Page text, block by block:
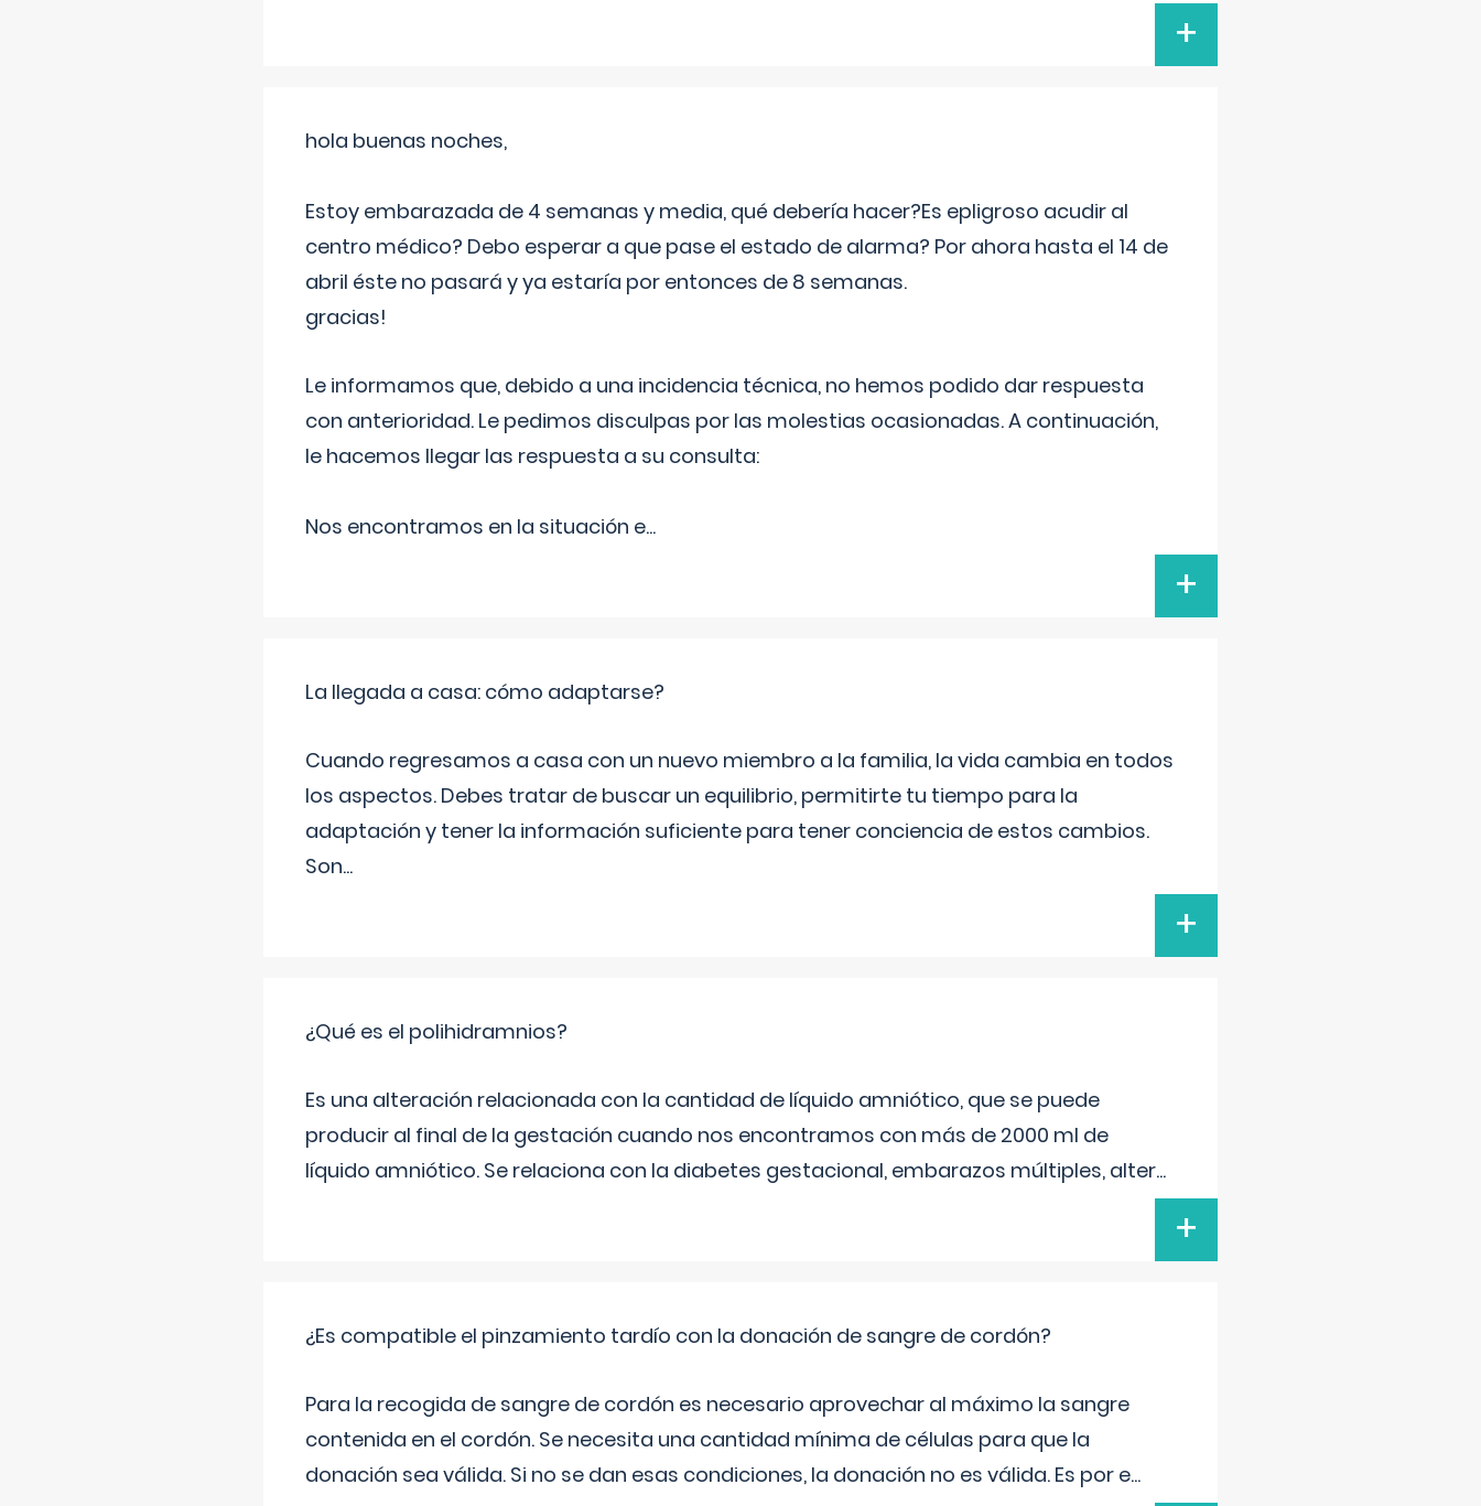
+
hola buenas noches,
Estoy embarazada de 4 semanas y media, qué debería hacer?Es epligroso acudir al
centro médico? Debo esperar a que pase el estado de alarma? Por ahora hasta el 14 de
abril éste no pasará y ya estaría por entonces de 8 semanas.
gracias!
Le informamos que, debido a una incidencia técnica, no hemos podido dar respuesta
con anterioridad. Le pedimos disculpas por las molestias ocasionadas. A continuación,
le hacemos llegar las respuesta a su consulta:
Nos encontramos en la situación e...
+
La llegada a casa: cómo adaptarse?
Cuando regresamos a casa con un nuevo miembro a la familia, la vida cambia en todos
los aspectos. Debes tratar de buscar un equilibrio, permitirte tu tiempo para la
adaptación y tener la información suficiente para tener conciencia de estos cambios.
Son...
+
¿Qué es el polihidramnios?
Es una alteración relacionada con la cantidad de líquido amniótico, que se puede
producir al final de la gestación cuando nos encontramos con más de 2000 ml de
líquido amniótico. Se relaciona con la diabetes gestacional, embarazos múltiples, alter...
+
¿Es compatible el pinzamiento tardío con la donación de sangre de cordón?
Para la recogida de sangre de cordón es necesario aprovechar al máximo la sangre
contenida en el cordón. Se necesita una cantidad mínima de células para que la
donación sea válida. Si no se dan esas condiciones, la donación no es válida. Es por e...